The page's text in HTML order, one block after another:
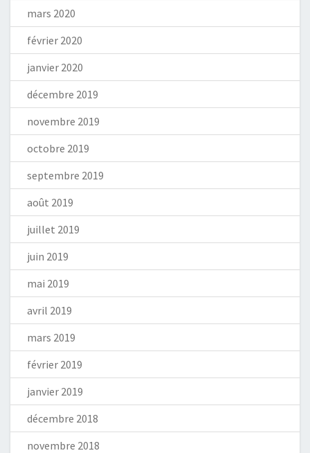
mars 2020
février 2020
janvier 2020
décembre 2019
novembre 2019
octobre 2019
septembre 2019
août 2019
juillet 2019
juin 2019
mai 2019
avril 2019
mars 2019
février 2019
janvier 2019
décembre 2018
novembre 2018